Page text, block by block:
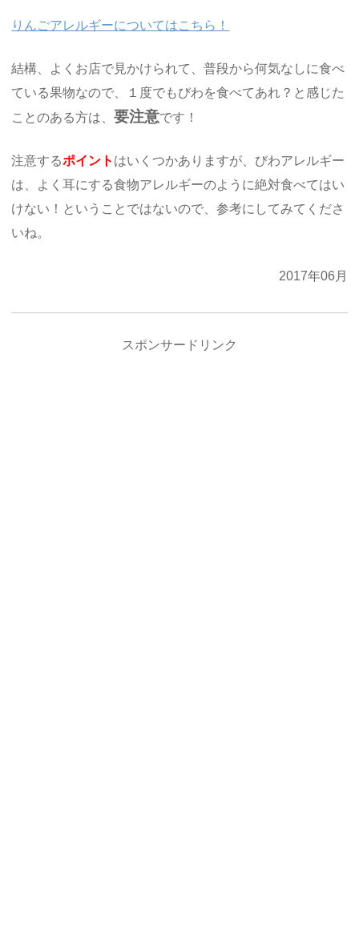
りんごアレルギーについてはこちら！
結構、よくお店で見かけられて、普段から何気なしに食べ
ている果物なので、１度でもびわを食べてあれ？と感じた
ことのある方は、要注意です！
注意するポイント はいくつかありますが、びわアレルギー
は、よく耳にする食物アレルギーのように絶対食べてはい
けない！ということではないので、参考にしてみてくださ
いね。
2017年06月
スポンサードリンク